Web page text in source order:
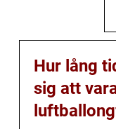
Hur lång
sig att